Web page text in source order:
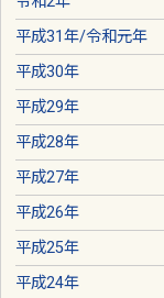
平成31年/令和元年
平成30年
平成29年
平成28年
平成27年
平成26年
平成25年
平成24年